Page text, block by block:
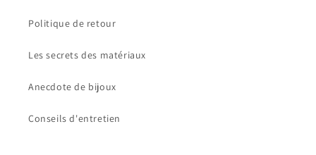
Politique de retour
Les secrets des matériaux
Anecdote de bijoux
Conseils d'entretien